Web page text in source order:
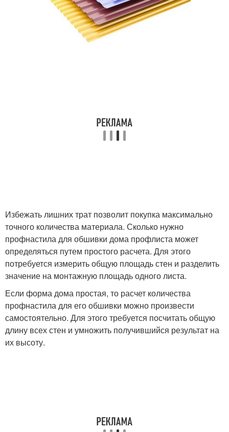
Избежать лишних трат позволит покупка максимально
точного количества материала. Сколько нужно
профнастила для обшивки дома профлиста может
определяться путем простого расчета. Для этого
потребуется измерить общую площадь стен и разделить
значение на монтажную площадь одного листа.
Если форма дома простая, то расчет количества
профнастила для его обшивки можно произвести
самостоятельно. Для этого требуется посчитать общую
длину всех стен и умножить получившийся результат на
их высоту.